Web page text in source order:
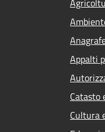
Appalti
Catasto
Cultura